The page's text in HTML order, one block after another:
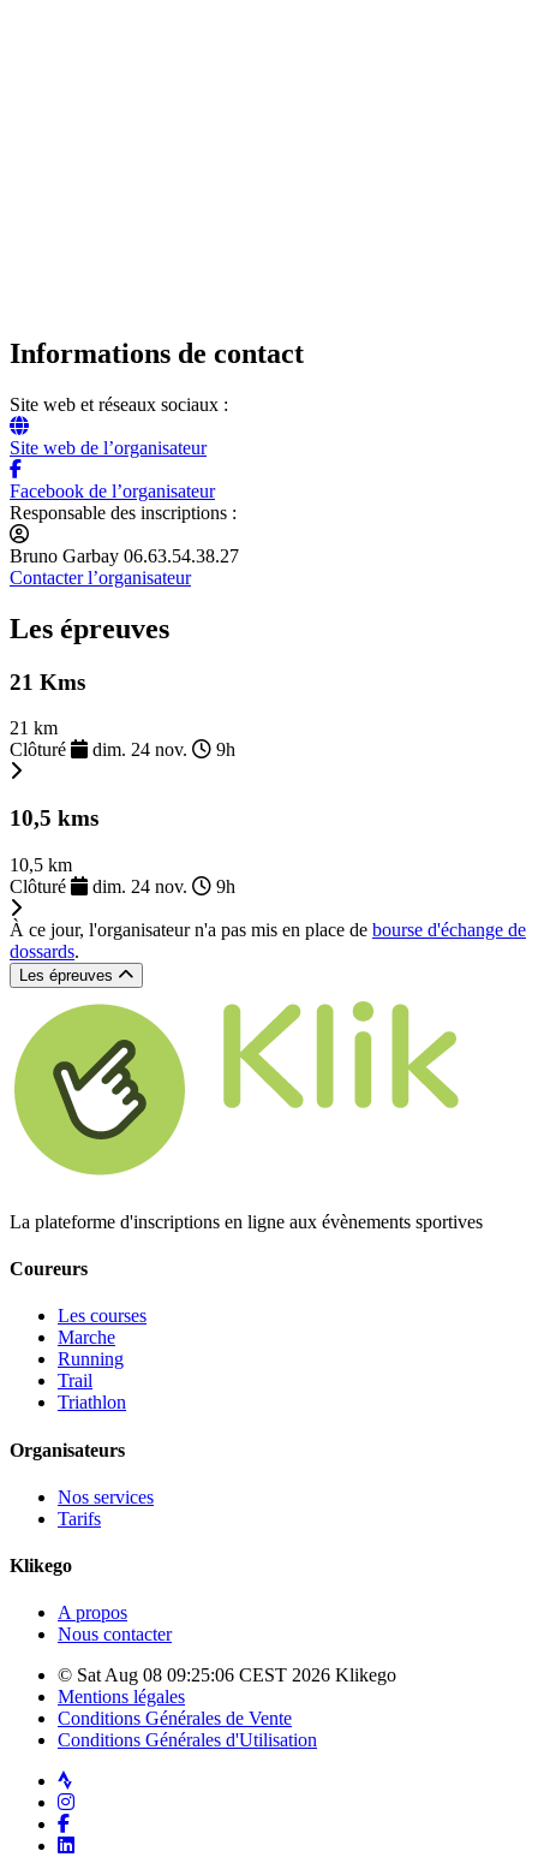
Informations de contact
Site web et réseaux sociaux :
Site web de l’organisateur
Facebook de l’organisateur
Responsable des inscriptions :
Bruno Garbay 06.63.54.38.27
Contacter l’organisateur
Les épreuves
21 Kms
21 km
Clôturé
dim. 24 nov. 9h
10,5 kms
10,5 km
Clôturé
dim. 24 nov. 9h
À ce jour, l'organisateur n'a pas mis en place de bourse d'échange de
dossards.
Les épreuves
La plateforme d'inscriptions en ligne aux évènements sportives
Coureurs
Les courses
Marche
Running
Trail
Triathlon
Organisateurs
Nos services
Tarifs
Klikego
A propos
Nous contacter
© Sat Aug 08 09:25:06 CEST 2026 Klikego
Mentions légales
Conditions Générales de Vente
Conditions Générales d'Utilisation
Strava
Instagram
Facebook
LinkedIn